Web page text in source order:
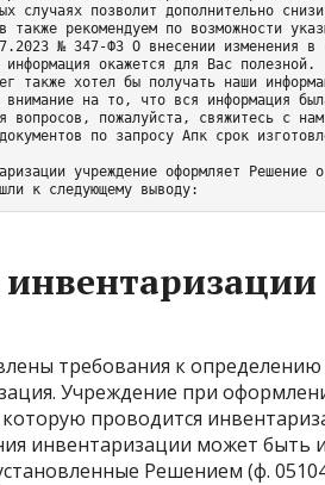
случаях позволит дополнительно
также рекомендуем по возможности
№ 347-ФЗ О внесении изменения в
информация окажется для Вас полезной.
также хотел бы получать наши
внимание на то, что вся информация
вопросов, пожалуйста, свяжитесь с
по запросу Апк срок
учреждение оформляет
к следующему выводу:
требования к
Учреждение при
которую проводится
инвентаризации может быть
Решением (ф.